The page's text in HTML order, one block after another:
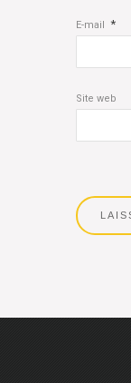
E-mail *
Site web